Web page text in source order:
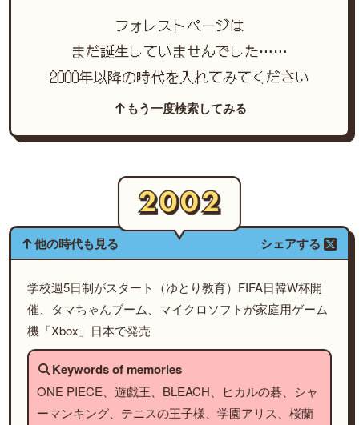
フォレストページは
まだ誕生していませんでした……
2000年以降の時代を入れてみてください
もう一度検索してみる
他の時代も見る シェアする
学校週5日制がスタート（ゆとり教育）FIFA日韓W杯開
催、タマちゃんブーム、マイクロソフトが家庭用ゲーム
機「Xbox」日本で発売
Keywords of memories
ONE PIECE、遊戯王、BLEACH、ヒカルの碁、シャ
ーマンキング、テニスの王子様、学園アリス、桜蘭